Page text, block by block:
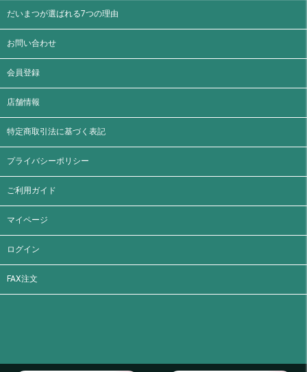
だいまつが選ばれる7つの理由
お問い合わせ
会員登録
店舗情報
特定商取引法に基づく表記
プライバシーポリシー
ご利用ガイド
マイページ
ログイン
FAX注文